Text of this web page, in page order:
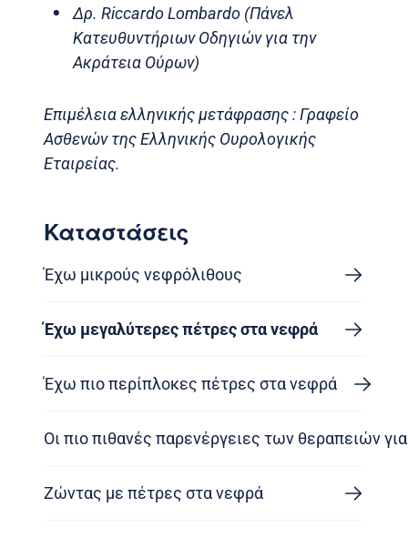
Δρ. Riccardo Lombardo (Πάνελ
Κατευθυντήριων Οδηγιών για την
Ακράτεια Ούρων)
Επιμέλεια ελληνικής μετάφρασης : Γραφείο
Ασθενών της Ελληνικής Ουρολογικής
Εταιρείας.
Καταστάσεις
Έχω μικρούς νεφρόλιθους
Έχω μεγαλύτερες πέτρες στα νεφρά
Έχω πιο περίπλοκες πέτρες στα νεφρά
Οι πιο πιθανές παρενέργειες των θεραπειών
Ζώντας με πέτρες στα νεφρά